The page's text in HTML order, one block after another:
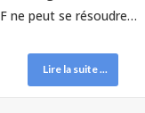
ne peut se résoudre…
Lire la suite ...